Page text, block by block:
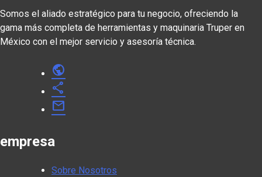
Somos el aliado estratégico para tu negocio, ofreciendo la
gama más completa de herramientas y maquinaria Truper en
México con el mejor servicio y asesoría técnica.
public
share
mail
empresa
Sobre Nosotros